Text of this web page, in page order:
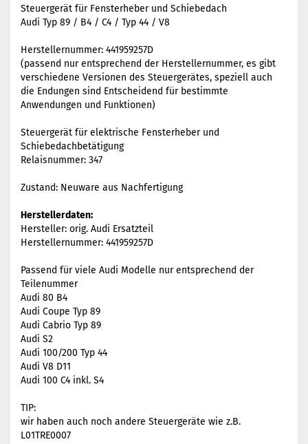
Steuergerät für Fensterheber und Schiebedach
Audi Typ 89 / B4 / C4 / Typ 44 / V8
Herstellernummer: 441959257D
(passend nur entsprechend der Herstellernummer, es gibt
verschiedene Versionen des Steuergerätes, speziell auch
die Endungen sind Entscheidend für bestimmte
Anwendungen und Funktionen)
Steuergerät für elektrische Fensterheber und
Schiebedachbetätigung
Relaisnummer: 347
Zustand: Neuware aus Nachfertigung
Herstellerdaten:
Hersteller: orig. Audi Ersatzteil
Herstellernummer: 441959257D
Passend für viele Audi Modelle nur entsprechend der
Teilenummer
Audi 80 B4
Audi Coupe Typ 89
Audi Cabrio Typ 89
Audi S2
Audi 100/200 Typ 44
Audi V8 D11
Audi 100 C4 inkl. S4
TIP:
wir haben auch noch andere Steuergeräte wie z.B.
L01TRE0007